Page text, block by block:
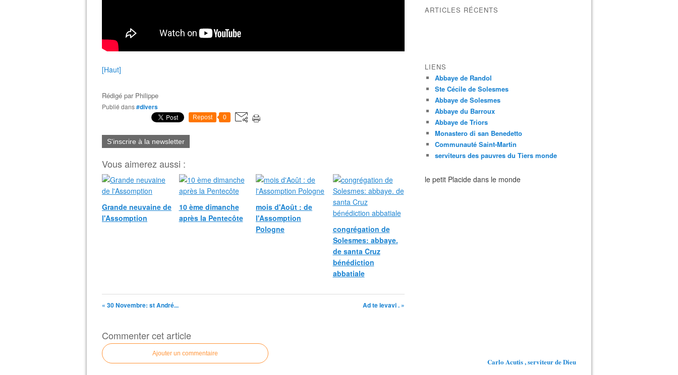
[Haut]
Rédigé par Philippe
Publié dans#divers
Repost 0
S'inscrire à la newsletter
Vous aimerez aussi :
Grande neuvaine de
l'Assomption
10 ème dimanche
après la Pentecôte
mois d'Août : de
l'Assomption
Pologne
congrégation de
Solesmes: abbaye.
de santa Cruz
bénédiction
abbatiale
« 30 Novembre: st André... Ad te levavi . »
Commenter cet article
Ajouter un commentaire
ARTICLES RÉCENTS
LIENS
Abbaye de Randol
Ste Cécile de Solesmes
Abbaye de Solesmes
Abbaye du Barroux
Abbaye de Triors
Monastero di san Benedetto
Communauté Saint-Martin
serviteurs des pauvres du Tiers monde
le petit Placide dans le monde
Carlo Acutis , serviteur de Dieu